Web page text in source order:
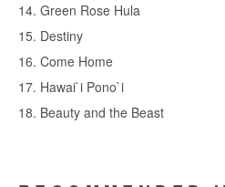
14. Green Rose Hula
15. Destiny
16. Come Home
17. Hawai`i Pono`i
18. Beauty and the Beast